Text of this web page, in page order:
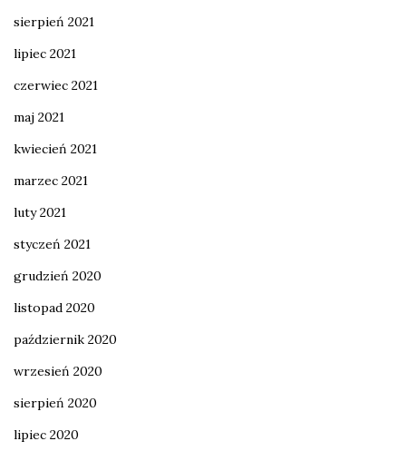
sierpień 2021
lipiec 2021
czerwiec 2021
maj 2021
kwiecień 2021
marzec 2021
luty 2021
styczeń 2021
grudzień 2020
listopad 2020
październik 2020
wrzesień 2020
sierpień 2020
lipiec 2020